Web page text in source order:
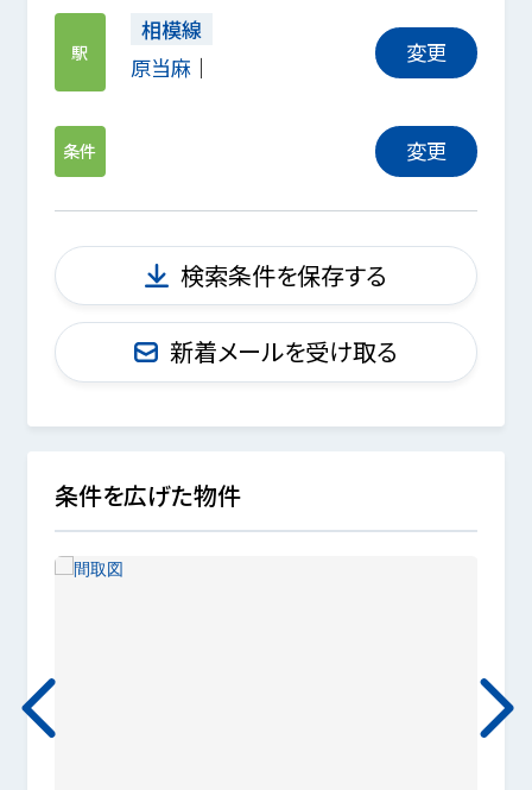
駅
相模線
原当麻
変更
条件 変更
検索条件を保存する
新着メールを受け取る
条件を広げた物件